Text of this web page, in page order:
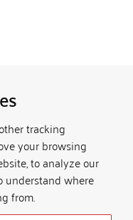
tracking
your browsing
to analyze our
understand where
from.